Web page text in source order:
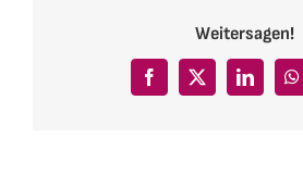
Weitersagen!
Facebook
X LinkedIn